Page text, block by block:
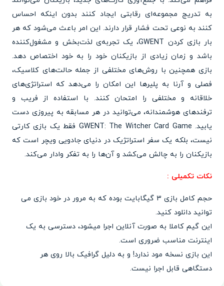
به تدریج مجموعه‌ای رقابتی ایجاد کنند بدون اینکه احساس
کنند به نوعی تحت فشار قرار دارند. این امر باعث می‌شود که هر
بار بازی کردن GWENT، یک تجربه‌ی لذت‌بخش و مشغول‌کننده
باشد و زمان زیادی از بازیکنان خود را به خود اختصاص دهد.
بازی همچنین با روش‌های مختلفی از جمله حالت‌های کلاسیک،
فصلی و آرنا به پلیرها این امکان را می‌دهد که استراتژی‌های
خلاقانه و مختلفی را امتحان کنند. با استفاده از فریب و
ترفندهای هوشمندانه، می‌توانید در هر مسابقه به پیروزی دست
یابید. GWENT: The Witcher Card Game فقط یک بازی کارتی
نیست، بلکه یک سفر استراتژیک در دنیای جادویی ویچر است که
بازیکنان را به چالش می‌کشد و آن‌ها را به تفکر وادار می‌کند.
نکات تکمیلی :
حجم کامل بازی 3 گیگابایت بوده که به مرور در خود بازی می
توانید دانلود کنید.
این گیم کاملا به صورت آنلاین اجرا میشود، دسترسی به یک
اینترنت مناسب ضروری است.
این بازی نسخه مود ندارد! و به دلیل گرافیک بالا روی هر
دستگاهی قابل اجرا نیست.